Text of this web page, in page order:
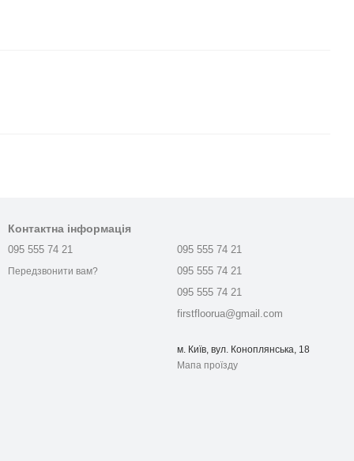
Контактна інформація
095 555 74 21
Передзвонити вам?
095 555 74 21
095 555 74 21
095 555 74 21
firstfloorua@gmail.com
м. Київ, вул. Коноплянська, 18
Мапа проїзду